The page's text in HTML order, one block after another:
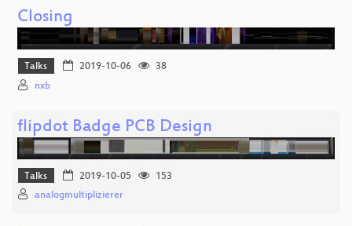
Closing
Talks 2019-10-06
38
nxb
flipdot Badge PCB Design
Talks 2019-10-05
153
analogmultiplizierer